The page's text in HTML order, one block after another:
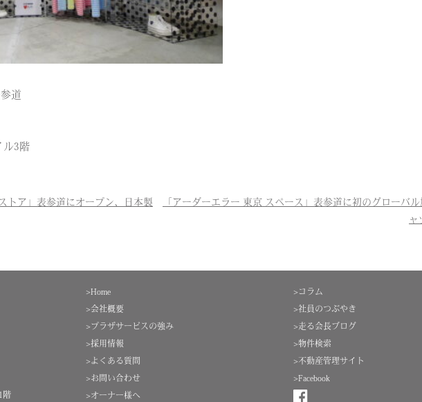
道
ル3階
トア」表参道にオープン、日本製
「アーダーエラー 東京 スペース」表参道に初のグローバ
ャ
>コラム
>社員のつぶやき
>走る会長ブログ
>物件検索
>不動産管理サイト
>Facebook
>Home
>会社概要
>プラザサービスの強み
>採用情報
>よくある質問
>お問い合わせ
>オーナー様へ
階